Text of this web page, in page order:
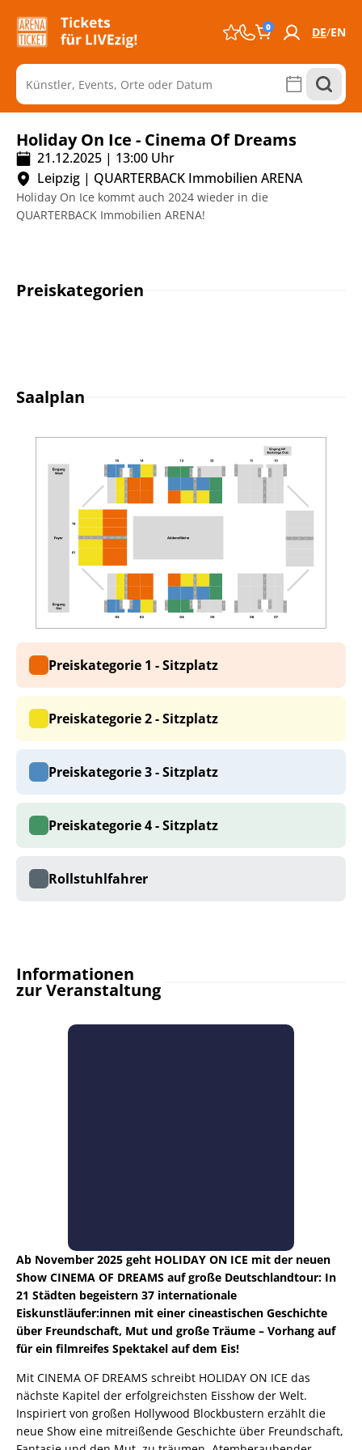
0 DE EN
Holiday On Ice - Cinema Of Dreams
21.12.2025 | 13:00 Uhr
Leipzig | QUARTERBACK Immobilien ARENA
Holiday On Ice kommt auch 2024 wieder in die
QUARTERBACK Immobilien ARENA!
Preiskategorien
Saalplan
Preiskategorie 1 - Sitzplatz
Preiskategorie 2 - Sitzplatz
Preiskategorie 3 - Sitzplatz
Preiskategorie 4 - Sitzplatz
Rollstuhlfahrer
Informationen
zur Veranstaltung
Ab November 2025 geht HOLIDAY ON ICE mit der neuen
Show CINEMA OF DREAMS auf große Deutschlandtour: In
21 Städten begeistern 37 internationale
Eiskunstläufer:innen mit einer cineastischen Geschichte
über Freundschaft, Mut und große Träume – Vorhang auf
für ein filmreifes Spektakel auf dem Eis!
Mit CINEMA OF DREAMS schreibt HOLIDAY ON ICE das
nächste Kapitel der erfolgreichsten Eisshow der Welt.
Inspiriert von großen Hollywood Blockbustern erzählt die
neue Show eine mitreißende Geschichte über Freundschaft,